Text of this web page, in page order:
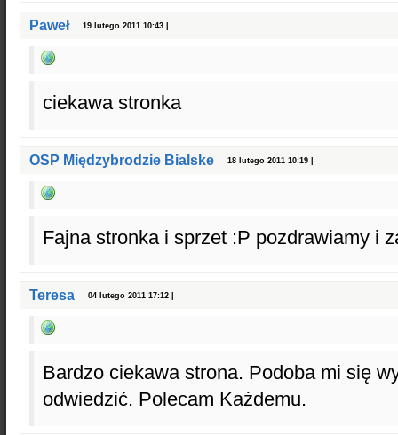
Paweł 19 lutego 2011 10:43 |
ciekawa stronka
OSP Międzybrodzie Bialske 18 lutego 2011 10:19 |
Fajna stronka i sprzet :P pozdrawiamy i
Teresa 04 lutego 2011 17:12 |
Bardzo ciekawa strona. Podoba mi się
odwiedzić. Polecam Każdemu.